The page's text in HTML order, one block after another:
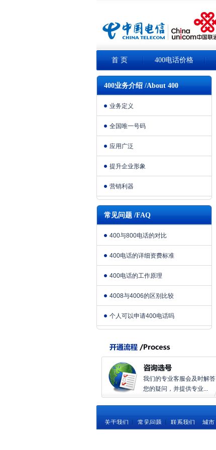
首 页 400电话价格
400业务介绍 /About 400
业务定义
全国唯一号码
应用广泛
提升企业形象
营销利器
常见问题 /FAQ
400与800电话的对比
400电话的详细资费标准
400电话的工作原理
4008与4006的区别比较
个人可以申请400电话吗
我们的专业客服会及时解答
您的疑问，并提供专业...
关于我们 常见问题 联系我们 城市